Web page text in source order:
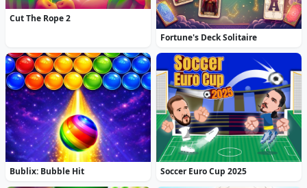
Cut The Rope 2
Fortune's Deck Solitaire
Bublix: Bubble Hit Soccer Euro Cup 2025